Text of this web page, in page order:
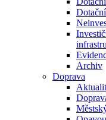
Archiv
Doprava